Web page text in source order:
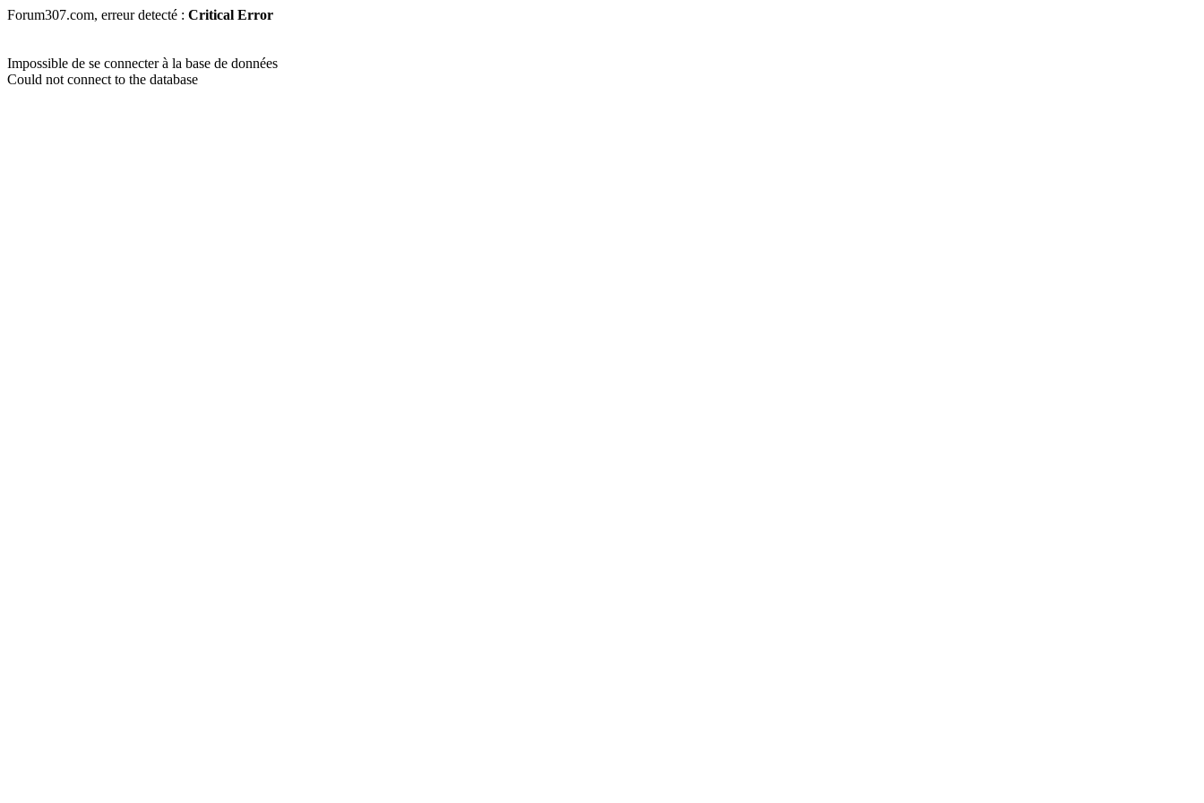
Forum307.com, erreur detecté : Critical Error
Impossible de se connecter à la base de données
Could not connect to the database